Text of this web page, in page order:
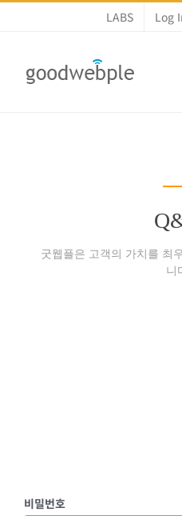
콘
LABS Log
굿웹플은 고객의 가치를 최
니
비밀번호